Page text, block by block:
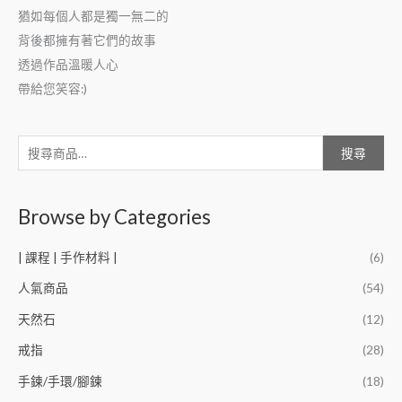
猶如每個人都是獨一無二的
背後都擁有著它們的故事
透過作品溫暖人心
帶給您笑容:)
搜尋
Browse by Categories
| 課程 | 手作材料 | (6)
人氣商品 (54)
天然石 (12)
戒指 (28)
手鍊/手環/腳鍊 (18)